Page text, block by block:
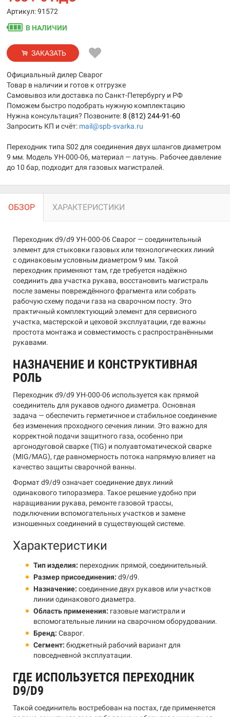
Артикул: 91572
В НАЛИЧИИ
ЗАКАЗАТЬ
Официальный дилер Сварог
Товар в наличии и готов к отгрузке
Самовывоз или доставка по Санкт-Петербургу и РФ
Поможем быстро подобрать нужную комплектацию
Нужна консультация? Позвоните:8 (812) 244-91-60
Запросить КП и счёт: mail@spb-svarka.ru
Переходник типа S02 для соединения двух шлангов диаметром
9 мм. Модель УН-000-06, материал — латунь. Рабочее давление
до 10 бар, подходит для газовых магистралей.
ОБЗОР ХАРАКТЕРИСТИКИ
Переходник d9/d9 УН-000-06 Сварог — соединительный
элемент для стыковки газовых или технологических линий
с одинаковым условным диаметром 9 мм. Такой
переходник применяют там, где требуется надёжно
соединить два участка рукава, восстановить магистраль
после замены повреждённого фрагмента или собрать
рабочую схему подачи газа на сварочном посту. Это
практичный комплектующий элемент для сервисного
участка, мастерской и цеховой эксплуатации, где важны
простота монтажа и совместимость с распространёнными
рукавами.
НАЗНАЧЕНИЕ И КОНСТРУКТИВНАЯ
РОЛЬ
Переходник d9/d9 УН-000-06 используется как прямой
соединитель для рукавов одного диаметра. Основная
задача — обеспечить герметичное и стабильное соединение
без изменения проходного сечения линии. Это важно для
корректной подачи защитного газа, особенно при
аргонодуговой сварке (TIG) и полуавтоматической сварке
(MIG/MAG), где равномерность потока напрямую влияет на
качество защиты сварочной ванны.
Формат d9/d9 означает соединение двух линий
одинакового типоразмера. Такое решение удобно при
наращивании рукава, ремонте газовой трассы,
подключении вспомогательных участков и замене
изношенных соединений в существующей системе.
Характеристики
Тип изделия: переходник прямой, соединительный.
Размер присоединения: d9/d9.
Назначение: соединение двух рукавов или участков
линии одинакового диаметра.
Область применения: газовые магистрали и
вспомогательные линии на сварочном оборудовании.
Бренд: Сварог.
Сегмент: бюджетный рабочий вариант для
повседневной эксплуатации.
ГДЕ ИСПОЛЬЗУЕТСЯ ПЕРЕХОДНИК
D9/D9
Такой соединитель востребован на постах, где применяется